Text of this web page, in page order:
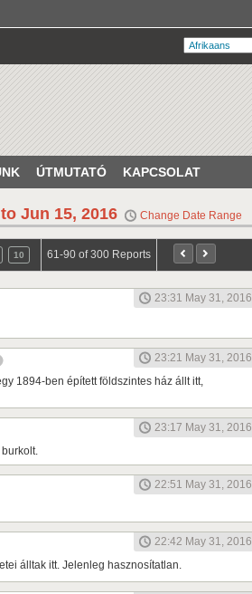
ÚTMUTATÓ KAPCSOLAT
Jun 15, 2016 Change Date Range
10 61-90 of 300 Reports
23:31 May 31, 2016
23:21 May 31, 2016
1894-ben épített földszintes ház állt itt,
23:17 May 31, 2016
22:51 May 31, 2016
22:42 May 31, 2016
álltak itt. Jelenleg hasznosítatlan.